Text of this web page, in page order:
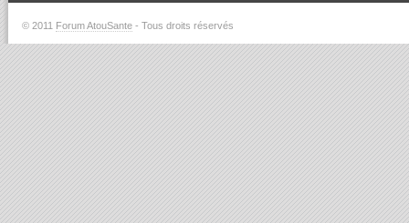
© 2011 Forum AtouSante - Tous droits réservés